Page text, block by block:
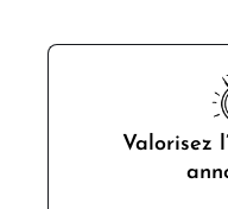
Valorisez